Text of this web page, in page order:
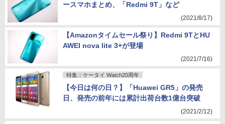
ースマホまとめ、「Redmi 9T」など
(2021/8/17)
【Amazonタイムセール祭り】Redmi 9TとHU
AWEI nova lite 3+が登場
(2021/7/16)
特集：ケータイ Watch20周年
【今日は何の日？】「Huawei GR5」の発売
日、発売の前年には累計出荷台数1億台突破
(2021/2/12)